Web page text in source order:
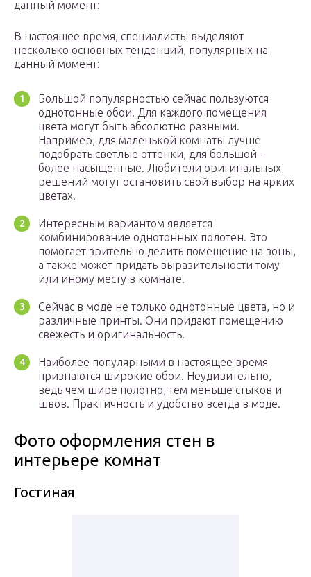
данный момент:
В настоящее время, специалисты выделяют
несколько основных тенденций, популярных на
данный момент:
Большой популярностью сейчас пользуются
однотонные обои. Для каждого помещения
цвета могут быть абсолютно разными.
Например, для маленькой комнаты лучше
подобрать светлые оттенки, для большой –
более насыщенные. Любители оригинальных
решений могут остановить свой выбор на ярких
цветах.
Интересным вариантом является
комбинирование однотонных полотен. Это
помогает зрительно делить помещение на зоны,
а также может придать выразительности тому
или иному месту в комнате.
Сейчас в моде не только однотонные цвета, но и
различные принты. Они придают помещению
свежесть и оригинальность.
Наиболее популярными в настоящее время
признаются широкие обои. Неудивительно,
ведь чем шире полотно, тем меньше стыков и
швов. Практичность и удобство всегда в моде.
Фото оформления стен в
интерьере комнат
Гостиная